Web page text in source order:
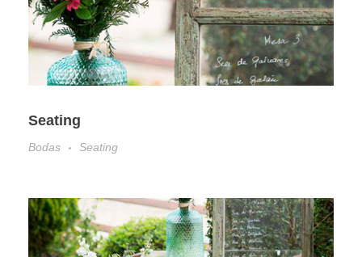
Seating
Bodas Seating